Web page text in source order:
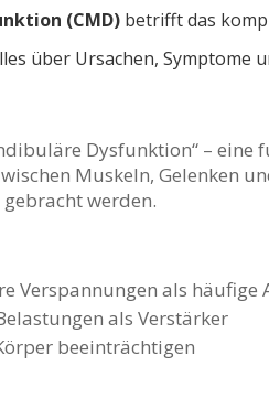
(CMD) betrifft das
über Ursachen, Symptome
Dysfunktion“ –
Muskeln, Gelenken
werden.
Verspannungen als häufige
als Verstärker
beeinträchtigen